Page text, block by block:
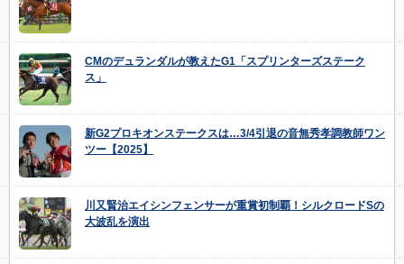
CMのデュランダルが教えたG1「スプリンターズステーク
ス」
新G2プロキオンステークスは…3/4引退の音無秀孝調教師ワン
ツー【2025】
川又賢治エイシンフェンサーが重賞初制覇！シルクロードSの
大波乱を演出